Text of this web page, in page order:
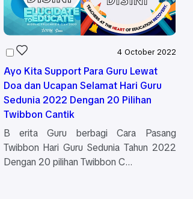
4 October 2022
Ayo Kita Support Para Guru Lewat
Doa dan Ucapan Selamat Hari Guru
Sedunia 2022 Dengan 20 Pilihan
Twibbon Cantik
B erita Guru berbagi Cara Pasang
Twibbon Hari Guru Sedunia Tahun 2022
Dengan 20 pilihan Twibbon C…